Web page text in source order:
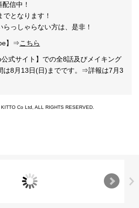
信中！
となります！
らっしゃらない方は、是非！
】⇒こちら
式サイト】での全8話及びメイキング
は8月13日(日)までです。⇒詳報は7月3
Co Ltd, ALL RIGHTS RESERVED.